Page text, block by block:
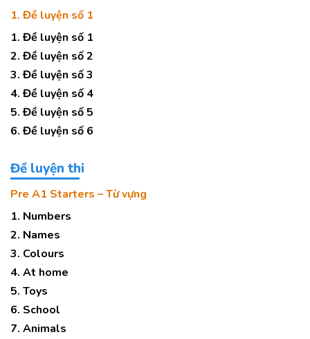
1. Đề luyện số 1
1. Đề luyện số 1
2. Đề luyện số 2
3. Đề luyện số 3
4. Đề luyện số 4
5. Đề luyện số 5
6. Đề luyện số 6
Đề luyện thi
Pre A1 Starters – Từ vựng
1. Numbers
2. Names
3. Colours
4. At home
5. Toys
6. School
7. Animals